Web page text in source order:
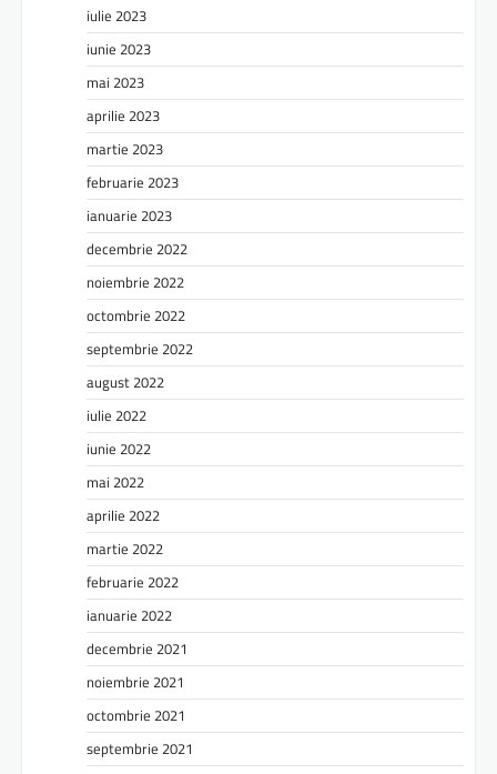
iulie 2023
iunie 2023
mai 2023
aprilie 2023
martie 2023
februarie 2023
ianuarie 2023
decembrie 2022
noiembrie 2022
octombrie 2022
septembrie 2022
august 2022
iulie 2022
iunie 2022
mai 2022
aprilie 2022
martie 2022
februarie 2022
ianuarie 2022
decembrie 2021
noiembrie 2021
octombrie 2021
septembrie 2021